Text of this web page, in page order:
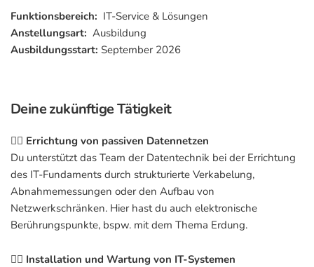
Funktionsbereich: IT-Service & Lösungen
Anstellungsart: Ausbildung
Ausbildungsstart: September 2026
Deine zukünftige Tätigkeit
👉🏽 Errichtung von passiven Datennetzen
Du unterstützt das Team der Datentechnik bei der Errichtung
des IT-Fundaments durch strukturierte Verkabelung,
Abnahmemessungen oder den Aufbau von
Netzwerkschränken. Hier hast du auch elektronische
Berührungspunkte, bspw. mit dem Thema Erdung.
👉🏽 Installation und Wartung von IT-Systemen